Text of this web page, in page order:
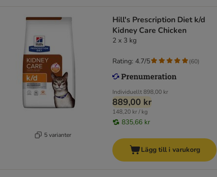
5 varianter
Hill's Prescription Diet k/d
Kidney Care Chicken
2 x 3 kg
Individuellt898,00 kr
889,00 kr
148,20 kr / kg
835,66 kr
Rating: 4.7/5 (60)
Lägg till i varukorg